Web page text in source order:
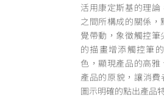
活用康定斯基的理論
之間所構成的關係
覺帶動，象徵觸控
的描畫增添觸控筆
色，顯現產品的高
產品的原貌，讓消
圖示明確的點出產品